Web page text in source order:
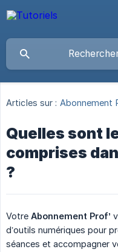
Articles sur : Abonnement
Quelles sont
comprises
?
Votre Abonnement Prof’
d’outils numériques pour
séances et accompagner